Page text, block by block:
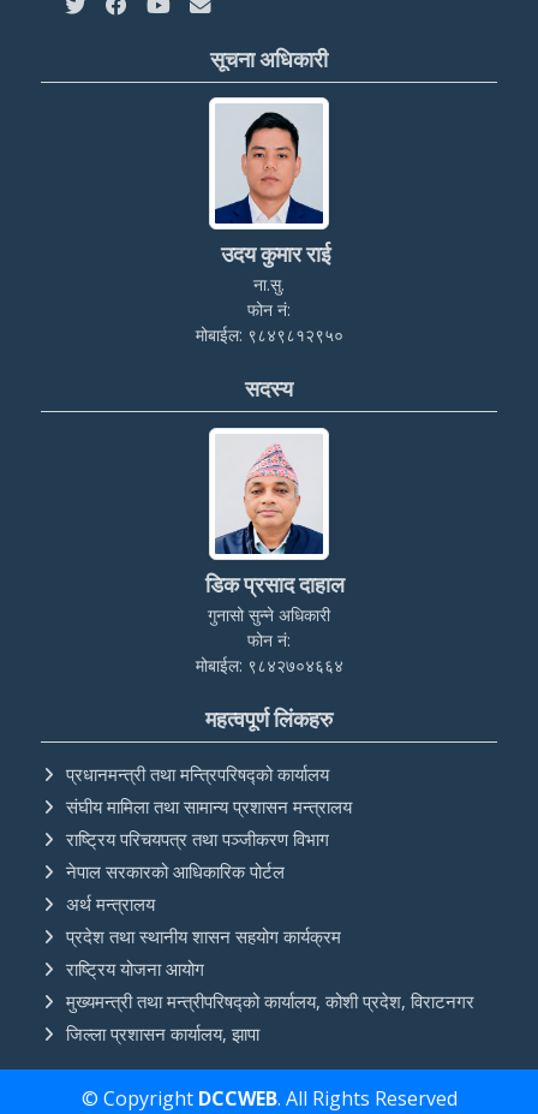
सूचना अधिकारी
उदय कुमार राई
ना.सु.
फोन नं:
मोबाईल: ९८४९८१२९५०
सदस्य
डिक प्रसाद दाहाल
गुनासो सुन्ने अधिकारी
फोन नं:
मोबाईल: ९८४२७०४६६४
महत्वपूर्ण लिंकहरु
प्रधानमन्त्री तथा मन्त्रिपरिषद्को कार्यालय
संघीय मामिला तथा सामान्य प्रशासन मन्त्रालय
राष्ट्रिय परिचयपत्र तथा पञ्‍जीकरण विभाग
नेपाल सरकारको आधिकारिक पोर्टल
अर्थ मन्त्रालय
प्रदेश तथा स्थानीय शासन सहयोग कार्यक्रम
राष्ट्रिय योजना आयोग
मुख्यमन्त्री तथा मन्त्रीपरिषद्को कार्यालय, कोशी प्रदेश, विराटनगर
जिल्ला प्रशासन कार्यालय, झापा
© Copyright DCCWEB. All Rights Reserved